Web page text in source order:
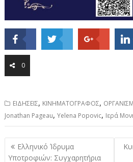
0
ΕΙΔΗΣΕΙΣ, ΚΙΝΗΜΑΤΟΓΡΑΦΟΣ,
Jonathan Pageau,Yelena Popovic, Ιερά
Post
navigation
Ελληνικό Ίδρυμα
Υποτροφιών: Συγχαρητήρια